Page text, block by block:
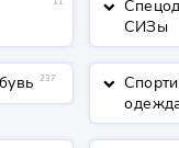
keyboard_arrow_down
СИЗы
237 keyboard_arrow_down